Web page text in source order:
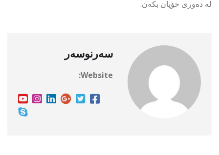
لە دەوری خۆیان بكەن.
سەرنوسەر
Website: